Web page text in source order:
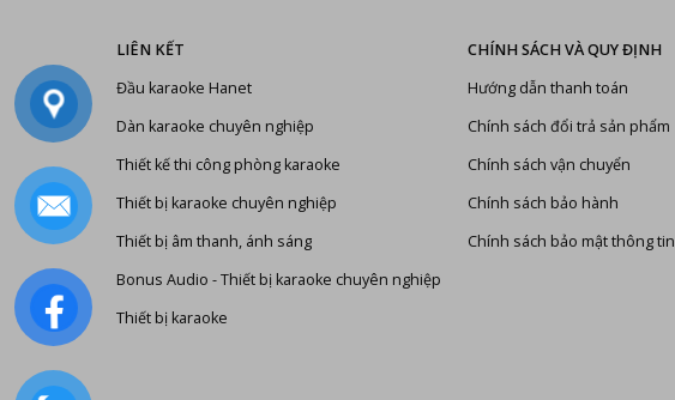
LIÊN KẾT
Đầu karaoke Hanet
Dàn karaoke chuyên nghiệp
Thiết kế thi công phòng karaoke
Thiết bị karaoke chuyên nghiệp
Thiết bị âm thanh, ánh sáng
Bonus Audio -Thiết bị karaoke chuyên nghiệp
Thiết bị karaoke
CHÍNH SÁCH VÀ QUY ĐỊNH
Hướng dẫn thanh toán
Chính sách đổi trả sản phẩm
Chính sách vận chuyển
Chính sách bảo hành
Chính sách bảo mật thông tin